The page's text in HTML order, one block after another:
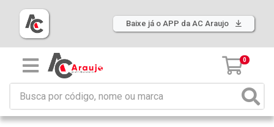
Baixe já o APP da AC Araujo
0